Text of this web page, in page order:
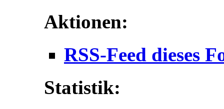
Aktionen:
RSS-Feed dieses
Statistik: